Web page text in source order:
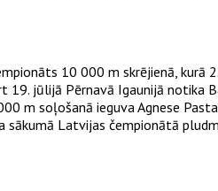
10 000 m skrējienā, kurā
jūlijā Pērnavā Igaunijā notika
m soļošanā ieguva Agnese
sākumā Latvijas čempionātā